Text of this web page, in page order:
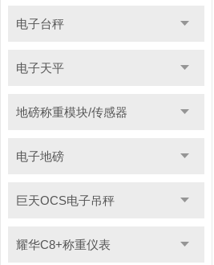
电子台秤
电子天平
地磅称重模块/传感器
电子地磅
巨天OCS电子吊秤
耀华C8+称重仪表